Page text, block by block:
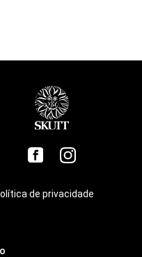
de privacidade